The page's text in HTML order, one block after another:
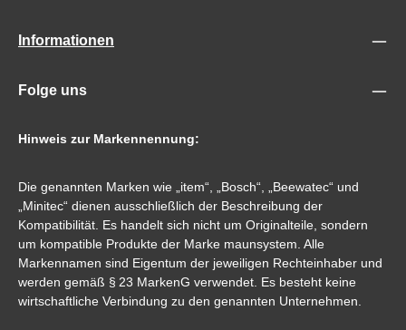
Informationen
Folge uns
Hinweis zur Markennennung:
Die genannten Marken wie „item“, „Bosch“, „Beewatec“ und
„Minitec“ dienen ausschließlich der Beschreibung der
Kompatibilität. Es handelt sich nicht um Originalteile, sondern
um kompatible Produkte der Marke maunsystem. Alle
Markennamen sind Eigentum der jeweiligen Rechteinhaber und
werden gemäß § 23 MarkenG verwendet. Es besteht keine
wirtschaftliche Verbindung zu den genannten Unternehmen.